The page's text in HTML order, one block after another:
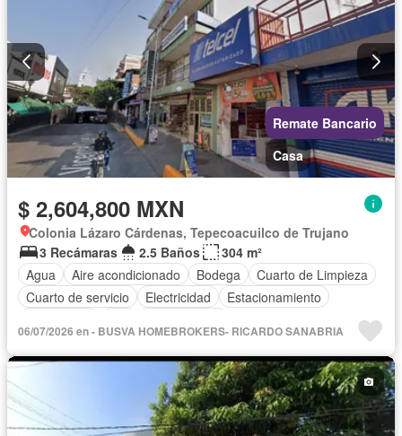
Remate Bancario
Casa
$ 2,604,800 MXN
Colonia Lázaro Cárdenas, Tepecoacuilco de Trujano
3 Recámaras
2.5 Baños
304 m²
Agua
Aire acondicionado Bodega
Cuarto de Limpieza
Cuarto de servicio
Electricidad
Estacionamiento
06/07/2026 en - BUSVA HOMEBROKERS- RICARDO SANABRIA